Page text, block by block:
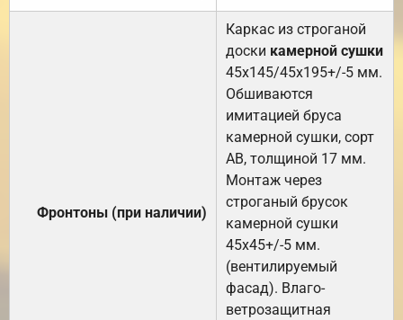
Фронтоны (при наличии)
Каркас из строганой
доски камерной сушки
45х145/45х195+/-5 мм.
Обшиваются
имитацией бруса
камерной сушки, сорт
АВ, толщиной 17 мм.
Монтаж через
строганый брусок
камерной сушки
45х45+/-5 мм.
(вентилируемый
фасад). Влаго-
ветрозащитная